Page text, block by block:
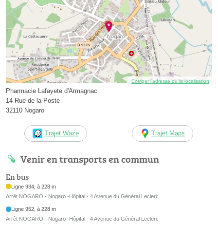
Corriger l’adresse ou la localisation
Pharmacie Lafayete d'Armagnac
14 Rue de la Poste
32110 Nogaro
Trajet Waze Trajet Maps
Venir en transports en commun
En bus
Ligne 934, à 228 m
Arrêt NOGARO - Nogaro -Hôpital - 4 Avenue du Général Leclerc
Ligne 952, à 228 m
Arrêt NOGARO - Nogaro -Hôpital - 4 Avenue du Général Leclerc